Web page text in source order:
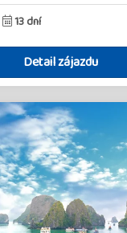
13 dní
Detail zájazdu